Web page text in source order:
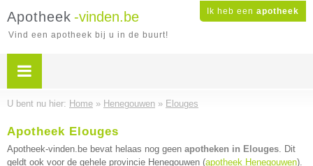
Ik heb een apotheek
Apotheek -vinden.be
Vind een apotheek bij u in de buurt!
U bent nu hier: Home » Henegouwen » Elouges
Apotheek Elouges
Apotheek-vinden.be bevat helaas nog geen apotheken in Elouges. Dit
geldt ook voor de gehele provincie Henegouwen (apotheek Henegouwen).